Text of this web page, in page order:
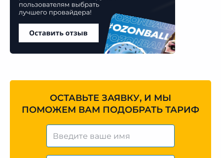
ОСТАВЬТЕ ЗАЯВКУ, И МЫ
ПОМОЖЕМ ВАМ ПОДОБРАТЬ ТАРИФ